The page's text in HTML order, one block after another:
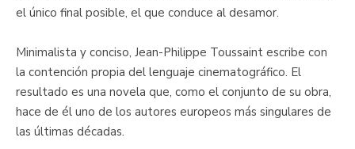
el único final posible, el que conduce al desamor.
Minimalista y conciso, Jean-Philippe Toussaint escribe con
la contención propia del lenguaje cinematográfico. El
resultado es una novela que, como el conjunto de su obra,
hace de él uno de los autores europeos más singulares de
las últimas décadas.